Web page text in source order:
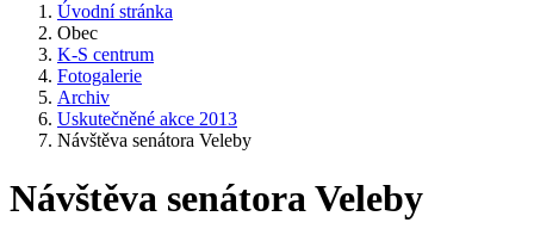
Úvodní stránka
Obec
K-S centrum
Fotogalerie
Archiv
Uskutečněné akce 2013
Návštěva senátora Veleby
Návštěva senátora Veleby